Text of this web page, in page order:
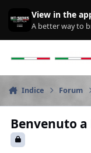
View in the
A better way to
Indice Forum
Benvenuto a